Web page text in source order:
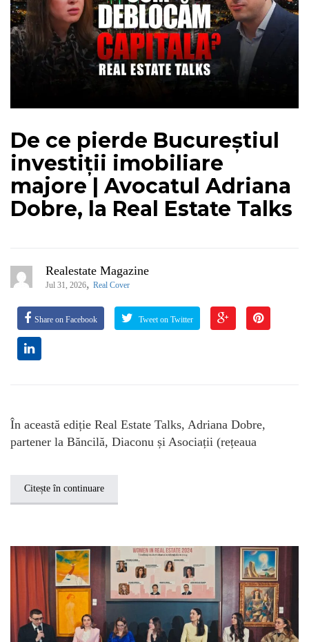
De ce pierde Bucureștiul
investiții imobiliare
majore | Avocatul Adriana
Dobre, la Real Estate Talks
Realestate Magazine
Jul 31, 2026, Real Cover
Share on Facebook Tweet on Twitter
În această ediție Real Estate Talks, Adriana Dobre,
partener la Băncilă, Diaconu și Asociații (rețeaua
Citește în continuare